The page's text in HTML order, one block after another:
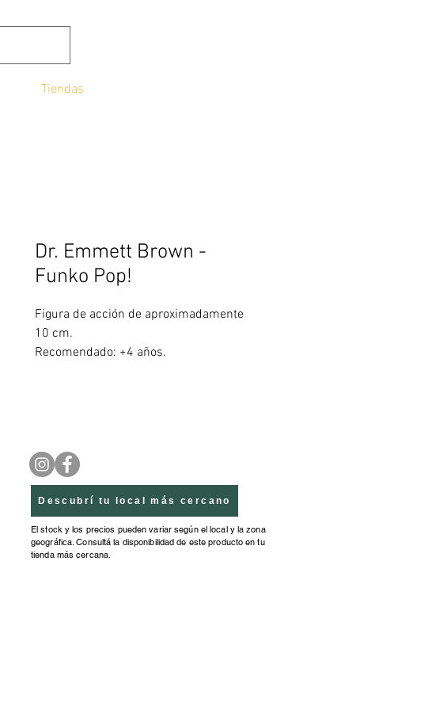
Tiendas
Dr. Emmett Brown -
Funko Pop!
Figura de acción de aproximadamente
10 cm.
Recomendado: +4 años.
Descubrí tu local más cercano
El stock y los precios pueden variar según el local y la zona
geográfica. Consultá la disponibilidad de este producto en tu
tienda más cercana.